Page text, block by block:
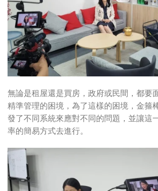
無論是租屋還是買房，政府或民間，都要
精準管理的困境，為了這樣的困境，金箍
發了不同系統來應對不同的問題，並讓這
率的簡易方式去進行。